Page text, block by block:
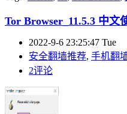
Tor Browser_11.5.3 中文
2022-9-6 23:25:47 Tue
安全翻墙推荐, 手机翻
2评论